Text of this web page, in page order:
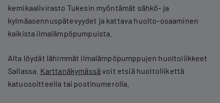
kemikaalivirasto Tukesin myöntämät sähkö- ja
kylmäasennuspätevyydet ja kattava huolto-osaaminen
kaikista ilmalämpöpumpuista.
Alta löydät lähimmät ilmalämpöpumppujen huoltoliikkeet
Sallassa. Karttanäkymässä voit etsiä huoltoliikettä
katuosoitteella tai postinumerolla.